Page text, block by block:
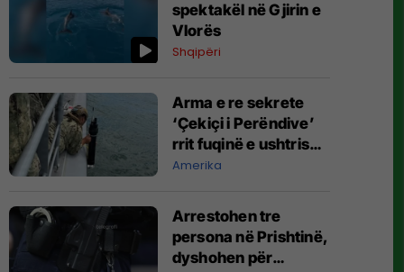
spektakël në Gjirin e
Vlorës
Shqipëri
Arma e re sekrete
‘Çekiçi i Perëndive’
rrit fuqinë e ushtrisë
amerikane
Amerika
Arrestohen tre
persona në Prishtinë,
dyshohen për